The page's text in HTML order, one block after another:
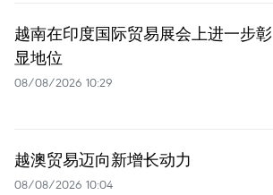
越南在印度国际贸易展会上进一步彰
显地位
08/08/2026 10:29
越澳贸易迈向新增长动力
08/08/2026 10:04